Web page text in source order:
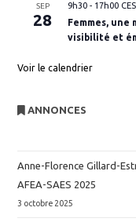
SEP
28
9h30 - 17h00
Femmes,
visibilité et
Voir le calendrier
ANNONCES
Anne-Florence Gillard-
AFEA-SAES 2025
3 octobre 2025